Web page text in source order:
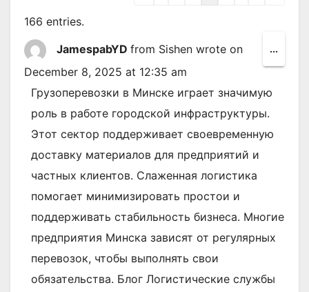
166 entries.
JamespabYD from Sishen wrote on
December 8, 2025 at 12:35 am
Грузоперевозки в Минске играет значимую
роль в работе городской инфраструктуры.
Этот сектор поддерживает своевременную
доставку материалов для предприятий и
частных клиентов. Слаженная логистика
помогает минимизировать простои и
поддерживать стабильность бизнеса. Многие
предприятия Минска зависят от регулярных
перевозок, чтобы выполнять свои
обязательства. Блог Логистические службы
...
this